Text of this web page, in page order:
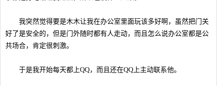
我突然觉得要是木木让我在办公室里面玩该多好啊，虽然把门关
好了是安全的，但是门外随时都有人走动，而且怎么说办公室都是公
共场合，肯定很刺激。
于是我开始每天都上QQ，而且还在QQ上主动联系他。